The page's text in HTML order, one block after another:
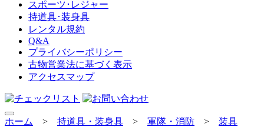
スポーツ･レジャー
持道具･装身具
レンタル規約
Q&A
プライバシーポリシー
古物営業法に基づく表示
アクセスマップ
ホーム > 持道具・装身具 > 軍隊・消防 >
装具